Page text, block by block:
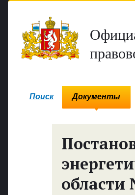
Поиск Документы